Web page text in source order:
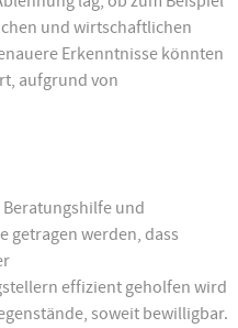
und wirtschaftlichen
Erkenntnisse könnten
aufgrund von
Beratungshilfe und
getragen werden, dass
effizient geholfen wird
soweit bewilligbar.